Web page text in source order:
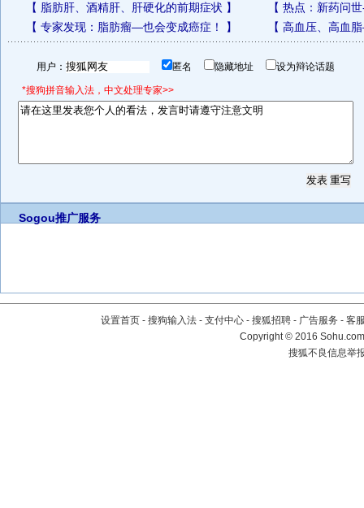
【 脂肪肝、酒精肝、肝硬化的前期症状 】 【 热点：新药问
【 专家发现：脂肪瘤—也会变成癌症！ 】 【 高血压、高血
用户： 匿名 隐藏地址 设为辩论话题
*搜狗拼音输入法，中文处理专家>>
Sogou推广服务
设置首页 - 搜狗输入法 - 支付中心 - 搜狐招聘 - 广告服务 - 客
Copyright©2016
搜狐不良信息举